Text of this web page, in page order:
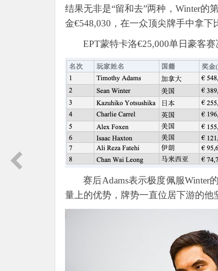
结果无非是“留和去”两种，Winter的
金€548,030，在一众顶尖牌手中拿下
EPT蒙特卡洛€25,000单日豪客赛
赛后Adams表示极度佩服Winter
量上的优势，牌势一直位居下游的他